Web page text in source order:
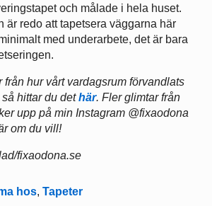
och målade i hela huset.
är redo att tapetsera väggarna här
med underarbete, det är bara
från hur vårt vardagsrum förvandlats
hittar du dethär. Fler glimtar från
upp på min Instagram @fixaodona
om du vill!
fixaodona.se
hos, Tapeter